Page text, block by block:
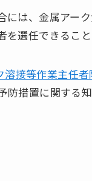
には、金属アー
選任できること
溶接等作業主任
措置に関する